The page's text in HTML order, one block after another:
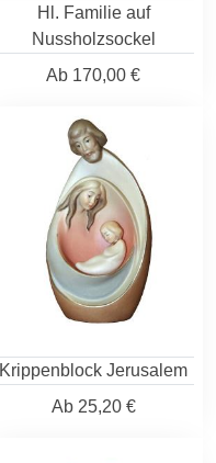
Hl. Familie auf
Nussholzsockel
Ab 170,00 €
Krippenblock Jerusalem
Ab25,20 €